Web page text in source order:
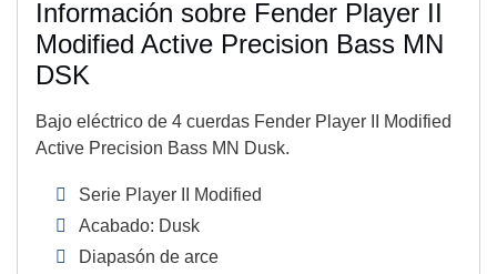
Información sobre Fender Player II
Modified Active Precision Bass MN
DSK
Bajo eléctrico de 4 cuerdas Fender Player II Modified
Active Precision Bass MN Dusk.
Serie Player II Modified
Acabado: Dusk
Diapasón de arce